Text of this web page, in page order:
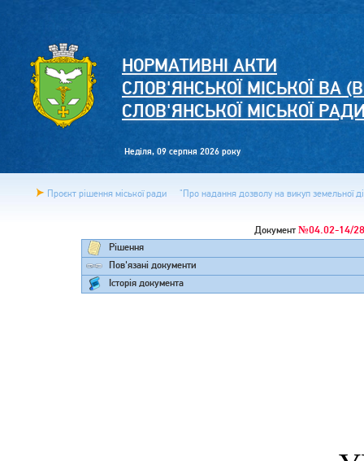
НОРМАТИВНІ АКТИ
СЛОВ'ЯНСЬКОЇ МІСЬКОЇ ВА
СЛОВ'ЯНСЬКОЇ МІСЬКОЇ
Неділя, 09 серпня 2026 року
Проєкт рішення міської ради "Про надання дозволу на викуп земельної
Документ№04.02-14/
Рішення
Пов'язані документи
Історія документа